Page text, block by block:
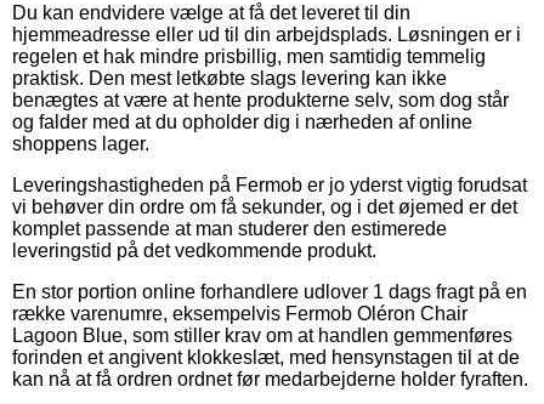
Du kan endvidere vælge at få det leveret til din
hjemmeadresse eller ud til din arbejdsplads. Løsningen er i
regelen et hak mindre prisbillig, men samtidig temmelig
praktisk. Den mest letkøbte slags levering kan ikke
benægtes at være at hente produkterne selv, som dog står
og falder med at du opholder dig i nærheden af online
shoppens lager.
Leveringshastigheden på Fermob er jo yderst vigtig forudsat
vi behøver din ordre om få sekunder, og i det øjemed er det
komplet passende at man studerer den estimerede
leveringstid på det vedkommende produkt.
En stor portion online forhandlere udlover 1 dags fragt på en
række varenumre, eksempelvis Fermob Oléron Chair
Lagoon Blue, som stiller krav om at handlen gemmenføres
forinden et angivent klokkeslæt, med hensynstagen til at de
kan nå at få ordren ordnet før medarbejderne holder fyraften.